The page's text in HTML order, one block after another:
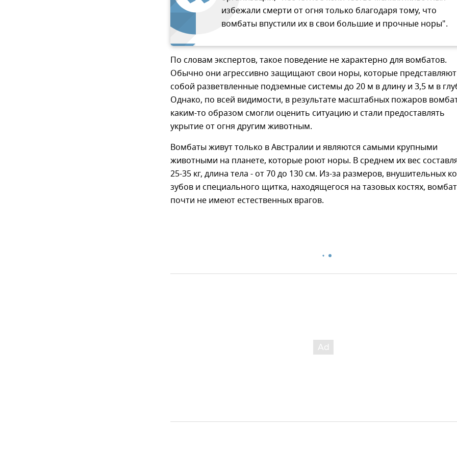
избежали смерти от огня только благодаря тому, что
вомбаты впустили их в свои большие и прочные норы".
По словам экспертов, такое поведение не характерно для вомбатов.
Обычно они агрессивно защищают свои норы, которые представляют
собой разветвленные подземные системы до 20 м в длину и 3,5 м в
Однако, по всей видимости, в результате масштабных пожаров
каким-то образом смогли оценить ситуацию и стали предоставлять
укрытие от огня другим животным.
Вомбаты живут только в Австралии и являются самыми крупными
животными на планете, которые роют норы. В среднем их вес
25-35 кг, длина тела - от 70 до 130 см. Из-за размеров, внушительных
зубов и специального щитка, находящегося на тазовых костях,
почти не имеют естественных врагов.